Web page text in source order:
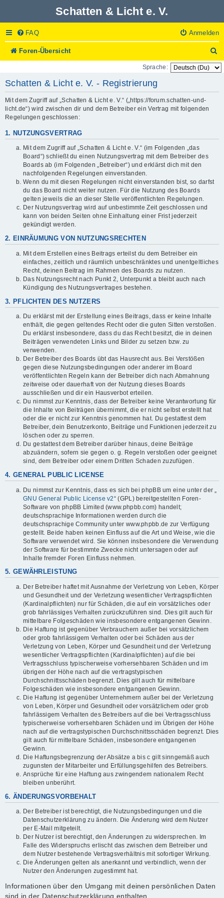
Schatten & Licht e. V.
FAQ Anmelden
Foren-Übersicht
u
c
Sprache:
Schatten & Licht e. V. - Registrierung
Mit dem Zugriff auf „Schatten & Licht e. V.“ („https://forum.schatten-und-
licht.de“) wird zwischen dir und dem Betreiber ein Vertrag mit folgenden
Regelungen geschlossen:
1. NUTZUNGSVERTRAG
Mit dem Zugriff auf „Schatten & Licht e. V.“ (im Folgenden „das
Board“) schließt du einen Nutzungsvertrag mit dem Betreiber des
Boards ab (im Folgenden „Betreiber“) und erklärst dich mit den
nachfolgenden Regelungen einverstanden.
Wenn du mit diesen Regelungen nicht einverstanden bist, so darfst
du das Board nicht weiter nutzen. Für die Nutzung des Boards
gelten jeweils die an dieser Stelle veröffentlichten Regelungen.
Der Nutzungsvertrag wird auf unbestimmte Zeit geschlossen und
kann von beiden Seiten ohne Einhaltung einer Frist jederzeit
gekündigt werden.
2. EINRÄUMUNG VON NUTZUNGSRECHTEN
Mit dem Erstellen eines Beitrags erteilst du dem Betreiber ein
einfaches, zeitlich und räumlich unbeschränktes und unentgeltliches
Recht, deinen Beitrag im Rahmen des Boards zu nutzen.
Das Nutzungsrecht nach Punkt 2, Unterpunkt a bleibt auch nach
Kündigung des Nutzungsvertrages bestehen.
3. PFLICHTEN DES NUTZERS
Du erklärst mit der Erstellung eines Beitrags, dass er keine Inhalte
enthält, die gegen geltendes Recht oder die guten Sitten verstoßen.
Du erklärst insbesondere, dass du das Recht besitzt, die in deinen
Beiträgen verwendeten Links und Bilder zu setzen bzw. zu
verwenden.
Der Betreiber des Boards übt das Hausrecht aus. Bei Verstößen
gegen diese Nutzungsbedingungen oder anderer im Board
veröffentlichten Regeln kann der Betreiber dich nach Abmahnung
zeitweise oder dauerhaft von der Nutzung dieses Boards
ausschließen und dir ein Hausverbot erteilen.
Du nimmst zur Kenntnis, dass der Betreiber keine Verantwortung für
die Inhalte von Beiträgen übernimmt, die er nicht selbst erstellt hat
oder die er nicht zur Kenntnis genommen hat. Du gestattest dem
Betreiber, dein Benutzerkonto, Beiträge und Funktionen jederzeit zu
löschen oder zu sperren.
Du gestattest dem Betreiber darüber hinaus, deine Beiträge
abzuändern, sofern sie gegen o. g. Regeln verstoßen oder geeignet
sind, dem Betreiber oder einem Dritten Schaden zuzufügen.
4. GENERAL PUBLIC LICENSE
Du nimmst zur Kenntnis, dass es sich bei phpBB um eine unter der „
GNU General Public License v2“ (GPL) bereitgestellten Foren-
Software von phpBB Limited (www.phpbb.com) handelt;
deutschsprachige Informationen werden durch die
deutschsprachige Community unter www.phpbb.de zur Verfügung
gestellt. Beide haben keinen Einfluss auf die Art und Weise, wie die
Software verwendet wird. Sie können insbesondere die Verwendung
der Software für bestimmte Zwecke nicht untersagen oder auf
Inhalte fremder Foren Einfluss nehmen.
5. GEWÄHRLEISTUNG
Der Betreiber haftet mit Ausnahme der Verletzung von Leben, Körper
und Gesundheit und der Verletzung wesentlicher Vertragspflichten
(Kardinalpflichten) nur für Schäden, die auf ein vorsätzliches oder
grob fahrlässiges Verhalten zurückzuführen sind. Dies gilt auch für
mittelbare Folgeschäden wie insbesondere entgangenen Gewinn.
Die Haftung ist gegenüber Verbrauchern außer bei vorsätzlichem
oder grob fahrlässigem Verhalten oder bei Schäden aus der
Verletzung von Leben, Körper und Gesundheit und der Verletzung
wesentlicher Vertragspflichten (Kardinalpflichten) auf die bei
Vertragsschluss typischerweise vorhersehbaren Schäden und im
übrigen der Höhe nach auf die vertragstypischen
Durchschnittsschäden begrenzt. Dies gilt auch für mittelbare
Folgeschäden wie insbesondere entgangenen Gewinn.
Die Haftung ist gegenüber Unternehmern außer bei der Verletzung
von Leben, Körper und Gesundheit oder vorsätzlichem oder grob
fahrlässigem Verhalten des Betreibers auf die bei Vertragsschluss
typischerweise vorhersehbaren Schäden und im Übrigen der Höhe
nach auf die vertragstypischen Durchschnittsschäden begrenzt. Dies
gilt auch für mittelbare Schäden, insbesondere entgangenen
Gewinn.
Die Haftungsbegrenzung der Absätze a bis c gilt sinngemäß auch
zugunsten der Mitarbeiter und Erfüllungsgehilfen des Betreibers.
Ansprüche für eine Haftung aus zwingendem nationalem Recht
bleiben unberührt.
6. ÄNDERUNGSVORBEHALT
Der Betreiber ist berechtigt, die Nutzungsbedingungen und die
Datenschutzerklärung zu ändern. Die Änderung wird dem Nutzer
per E-Mail mitgeteilt.
Der Nutzer ist berechtigt, den Änderungen zu widersprechen. Im
Falle des Widerspruchs erlischt das zwischen dem Betreiber und
dem Nutzer bestehende Vertragsverhältnis mit sofortiger Wirkung.
Die Änderungen gelten als anerkannt und verbindlich, wenn der
Nutzer den Änderungen zugestimmt hat.
Informationen über den Umgang mit deinen persönlichen Daten
sind in der Datenschutzerklärung enthalten.